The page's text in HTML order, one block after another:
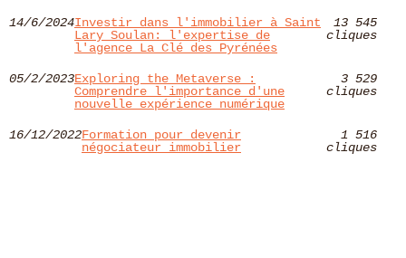
14/6/2024Investir dans l'immobilier à Saint
Lary Soulan: l'expertise de
l'agence La Clé des Pyrénées
13 545
cliques
05/2/2023Exploring the Metaverse :
Comprendre l'importance d'une
nouvelle expérience numérique
3 529
cliques
16/12/2022Formation pour devenir
négociateur immobilier
1 516
cliques